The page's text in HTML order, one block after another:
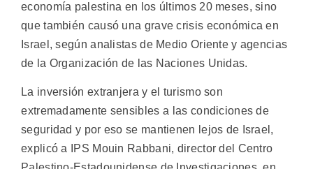
economía palestina en los últimos 20 meses, sino
que también causó una grave crisis económica en
Israel, según analistas de Medio Oriente y agencias
de la Organización de las Naciones Unidas.
La inversión extranjera y el turismo son
extremadamente sensibles a las condiciones de
seguridad y por eso se mantienen lejos de Israel,
explicó a IPS Mouin Rabbani, director del Centro